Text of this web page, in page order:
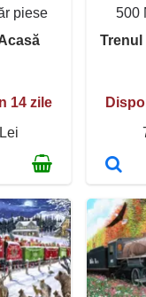
piese
14 zile
500
Trenul